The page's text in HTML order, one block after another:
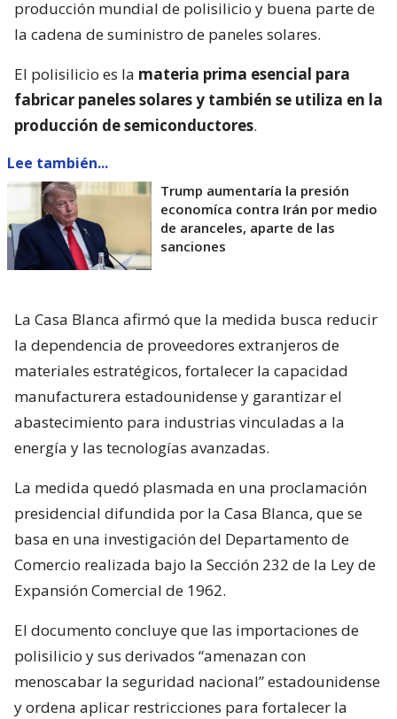
producción mundial de polisilicio y buena parte de
la cadena de suministro de paneles solares.
El polisilicio es la materia prima esencial para
fabricar paneles solares y también se utiliza en la
producción de semiconductores.
Lee también...
Trump aumentaría la presión
economíca contra Irán por medio
de aranceles, aparte de las
sanciones
La Casa Blanca afirmó que la medida busca reducir
la dependencia de proveedores extranjeros de
materiales estratégicos, fortalecer la capacidad
manufacturera estadounidense y garantizar el
abastecimiento para industrias vinculadas a la
energía y las tecnologías avanzadas.
La medida quedó plasmada en una proclamación
presidencial difundida por la Casa Blanca, que se
basa en una investigación del Departamento de
Comercio realizada bajo la Sección 232 de la Ley de
Expansión Comercial de 1962.
El documento concluye que las importaciones de
polisilicio y sus derivados “amenazan con
menoscabar la seguridad nacional” estadounidense
y ordena aplicar restricciones para fortalecer la